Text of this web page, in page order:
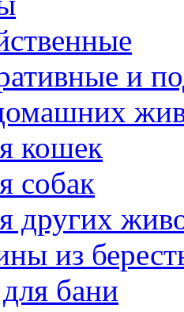
и
кошек
собак
других
из
бани